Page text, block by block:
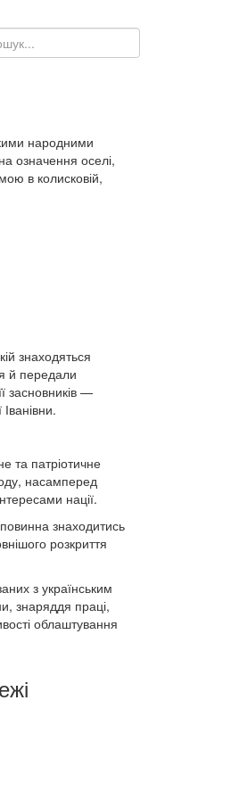
народними
означення оселі,
в колисковій,
знаходяться
й передали
засновників —
та патріотичне
насамперед
нації.
знаходитись
розкриття
з українським
знаряддя праці,
облаштування